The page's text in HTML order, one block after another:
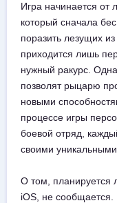
Игра начинается от
который сначала
поразить лезущих
приходится лишь
нужный ракурс.
позволят рыцарю
новыми
процессе игры
боевой отряд,
своими
О том, планируется
iOS, не сообщается.